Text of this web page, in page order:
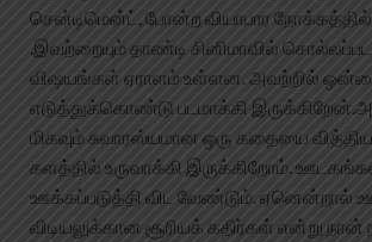
சென்டிமென்ட், போன்ற வியாபார நோக்கத்தில்
.இவற்றையும் தாண்டி சினிமாவில்
விஷயங்கள் ஏராளம் உள்ளன. அவற்றில்
எடுத்துக்கொண்டு படமாக்கி
மிகவும் சுவாரஸ்யமான ஒரு கதையை
களத்தில் உருவாக்கி இருக்கிறோம்.
ஊக்கப்படுத்தி விட வேண்டும்.
விடியலுக்கான சூரியக் கதிர்கள் என்று நான்